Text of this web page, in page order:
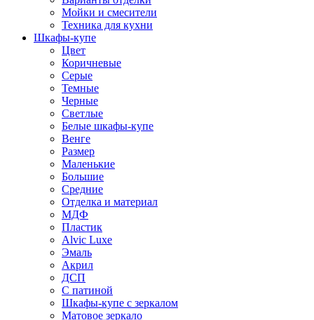
Мойки и смесители
Техника для кухни
Шкафы-купе
Цвет
Коричневые
Серые
Темные
Черные
Светлые
Белые шкафы-купе
Венге
Размер
Маленькие
Большие
Средние
Отделка и материал
МДФ
Пластик
Alvic Luxe
Эмаль
Акрил
ДСП
С патиной
Шкафы-купе с зеркалом
Матовое зеркало